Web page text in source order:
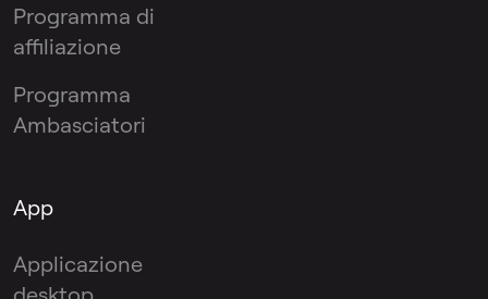
Programma di
affiliazione
Programma
Ambasciatori
App
Applicazione